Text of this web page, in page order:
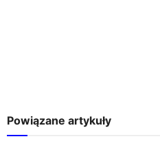
Powiązane artykuły